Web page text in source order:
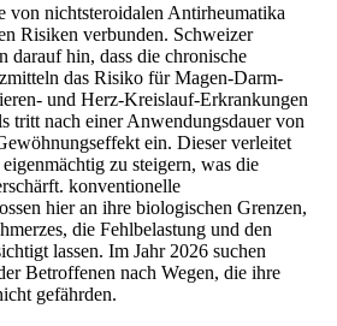
von nichtsteroidalen Antirheumatika
Risiken verbunden. Schweizer
darauf hin, dass die chronische
das Risiko für Magen-Darm-
und Herz-Kreislauf-Erkrankungen
tritt nach einer Anwendungsdauer von
ein. Dieser verleitet
zu steigern, was die
konventionelle
hier an ihre biologischen Grenzen,
die Fehlbelastung und den
lassen. Im Jahr 2026 suchen
Betroffenen nach Wegen, die ihre
gefährden.